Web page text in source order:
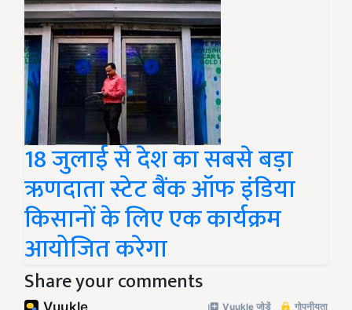
18 जुलाई से देश का सबसे बड़ा
ऋणदाता स्टेट बैंक ऑफ इंडिया
किसानों के लिए एक कार्यक्रम
आयोजित करेगा
Share your comments